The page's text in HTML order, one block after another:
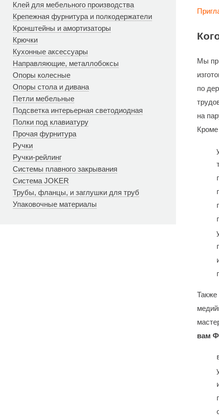
Клей для мебельного производства
Крепежная фурнитура и полкодержатели
Кронштейны и амортизаторы
Крючки
Кухонные аксессуары
Направляющие, металлобоксы
Опоры колесные
Опоры стола и дивана
Петли мебельные
Подсветка интерьерная светодиодная
Полки под клавиатуру
Прочая фурнитура
Ручки
Ручки-рейлинг
Системы плавного закрывания
Система JOKER
Трубы, фланцы, и заглушки для труб
Упаковочные материалы
Мы
по
на
Кроме
Также
вам